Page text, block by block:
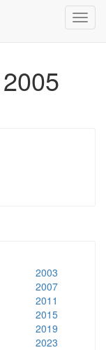
2003
2007
2011
2015
2019
2023